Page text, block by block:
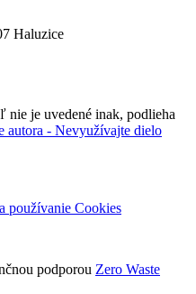
Haluzice
nie je uvedené inak, podlieha
autora - Nevyužívajte dielo
používanie Cookies
podporou Zero Waste